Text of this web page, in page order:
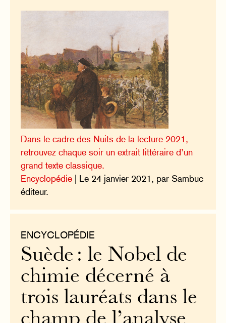
Dans le cadre des Nuits de la lecture 2021,
retrouvez chaque soir un extrait littéraire d’un
grand texte classique.
Encyclopédie | Le 24 janvier 2021, par Sambuc
éditeur.
ENCYCLOPÉDIE
Suède : le Nobel de
chimie décerné à
trois lauréats dans le